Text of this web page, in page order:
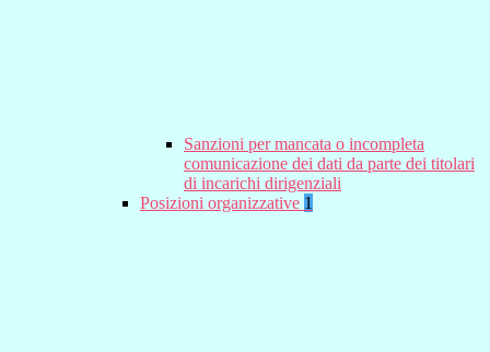
Sanzioni per mancata o incompleta
comunicazione dei dati da parte dei titolari
di incarichi dirigenziali
Posizioni organizzative 1